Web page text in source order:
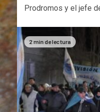
Prodromos y el jefe
2 min de lectura